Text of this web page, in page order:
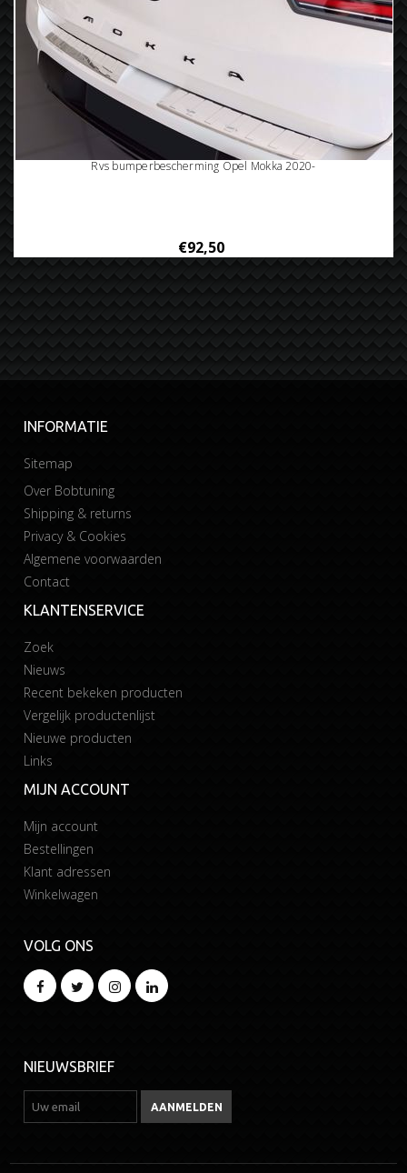
Rvs bumperbescherming Opel Mokka 2020-
€92,50
INFORMATIE
Sitemap
Over Bobtuning
Shipping & returns
Privacy & Cookies
Algemene voorwaarden
Contact
KLANTENSERVICE
Zoek
Nieuws
Recent bekeken producten
Vergelijk productenlijst
Nieuwe producten
Links
MIJN ACCOUNT
Mijn account
Bestellingen
Klant adressen
Winkelwagen
VOLG ONS
NIEUWSBRIEF